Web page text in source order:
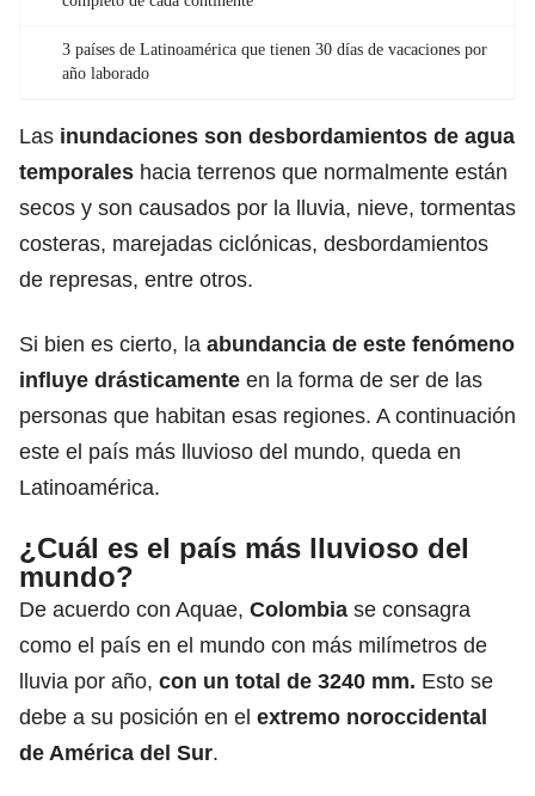
3 países de Latinoamérica que tienen 30 días de vacaciones por
año laborado
Las inundaciones son desbordamientos de agua
temporales hacia terrenos que normalmente están
secos y son causados por la lluvia, nieve, tormentas
costeras, marejadas ciclónicas, desbordamientos
de represas, entre otros.
Si bien es cierto, la abundancia de este fenómeno
influye drásticamente en la forma de ser de las
personas que habitan esas regiones. A continuación
este el país más lluvioso del mundo, queda en
Latinoamérica.
¿Cuál es el país más lluvioso del
mundo?
De acuerdo con Aquae, Colombia se consagra
como el país en el mundo con más milímetros de
lluvia por año, con un total de 3240 mm. Esto se
debe a su posición en el extremo noroccidental
de América del Sur.